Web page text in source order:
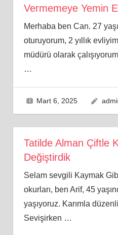
Vermemeye Yemin
Merhaba ben Can. 27
oturuyorum, 2 yıllık
müdürü olarak
…
Mart 6, 2025
Tatilde Alman Çiftle
Değiştirdik
Selam sevgili Kaymak
okurları, ben Arif, 45
yaşıyoruz. Karımla
Sevişirken …